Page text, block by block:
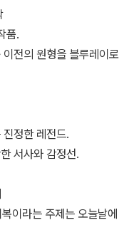
품.
이전의 원형을 블루레이로
정한 레전드.
서사와 감정선.
이라는 주제는 오늘날에